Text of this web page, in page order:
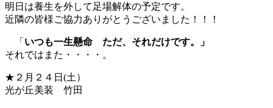
明日は養生を外して足場解体の予定です。
近隣の皆様ご協力ありがとうございました！！！
「 いつも一生懸命 ただ、それだけです。」
それではまた・・・・。
★２月２４日(土）
光が丘美装 竹田